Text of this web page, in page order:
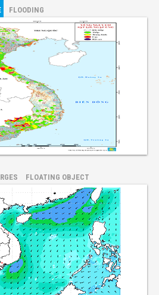
FLOODING
FLOATING OBJECT